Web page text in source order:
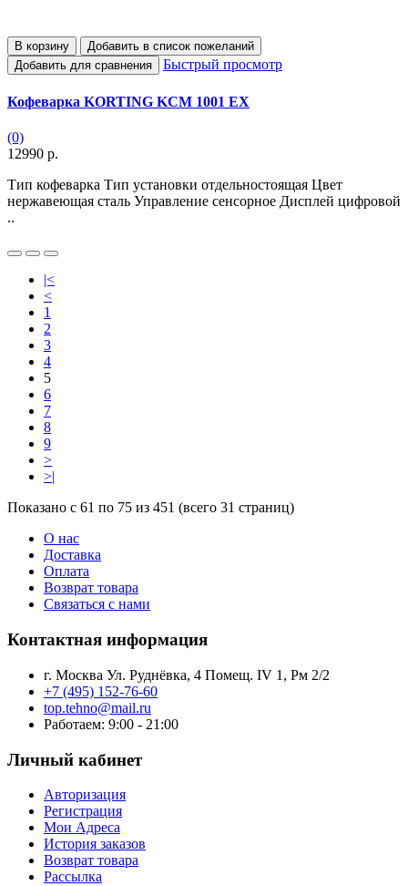
В корзину
Добавить в список пожеланий
Добавить для сравнения
Быстрый просмотр
Кофеварка KORTING KCM 1001 EX
(0)
12990 р.
Тип кофеварка Тип установки отдельностоящая Цвет
нержавеющая сталь Управление сенсорное Дисплей цифровой
..
|<
<
1
2
3
4
5
6
7
8
9
>
>|
Показано с 61 по 75 из 451 (всего 31 страниц)
О нас
Доставка
Оплата
Возврат товара
Связаться с нами
Контактная информация
г. Москва Ул. Руднёвка, 4 Помещ. IV 1, Рм 2/2
+7 (495) 152-76-60
top.tehno@mail.ru
Работаем: 9:00 - 21:00
Личный кабинет
Авторизация
Регистрация
Мои Адреса
История заказов
Возврат товара
Рассылка